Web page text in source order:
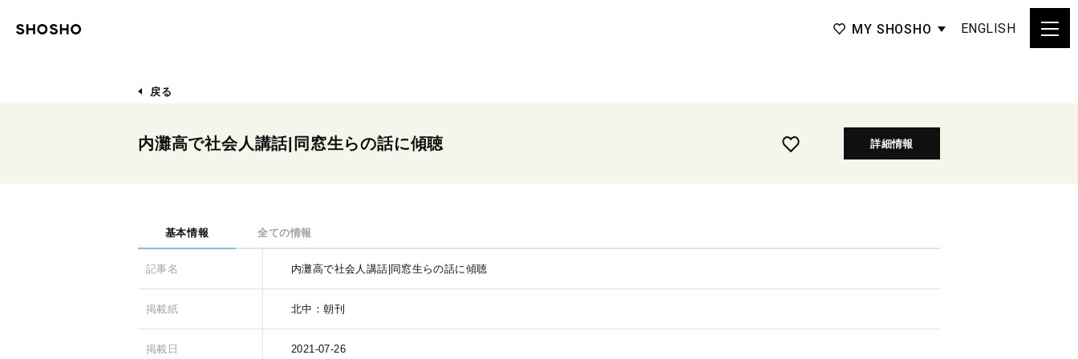
MY SHOSHO ENGLISH
戻る
内灘高で社会人講話|同窓生らの話に傾聴 詳細情報
基本情報 全ての情報
記事名 内灘高で社会人講話|同窓生らの話に傾聴
掲載紙 北中：朝刊
掲載日 2021-07-26